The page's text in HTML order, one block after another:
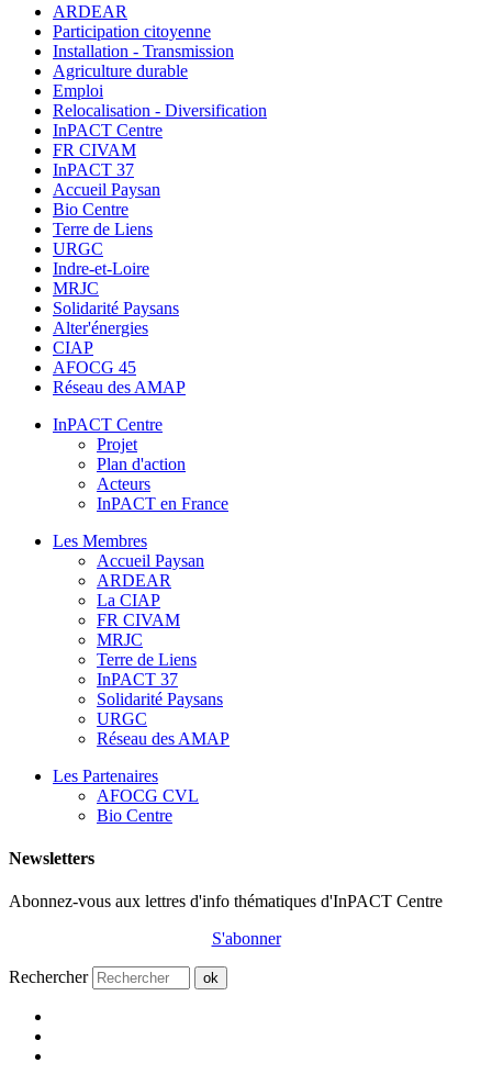
ARDEAR
Participation citoyenne
Installation - Transmission
Agriculture durable
Emploi
Relocalisation - Diversification
InPACT Centre
FR CIVAM
InPACT 37
Accueil Paysan
Bio Centre
Terre de Liens
URGC
Indre-et-Loire
MRJC
Solidarité Paysans
Alter'énergies
CIAP
AFOCG 45
Réseau des AMAP
InPACT Centre
Projet
Plan d'action
Acteurs
InPACT en France
Les Membres
Accueil Paysan
ARDEAR
La CIAP
FR CIVAM
MRJC
Terre de Liens
InPACT 37
Solidarité Paysans
URGC
Réseau des AMAP
Les Partenaires
AFOCG CVL
Bio Centre
Newsletters
Abonnez-vous aux lettres d'info thématiques d'InPACT Centre
S'abonner
Rechercher ok